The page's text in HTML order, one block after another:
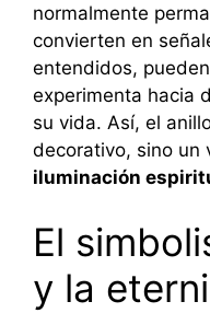
normalmente
convierten en
entendidos,
experimenta hacia
su vida. Así, el
decorativo, sino un
iluminación
El
y la